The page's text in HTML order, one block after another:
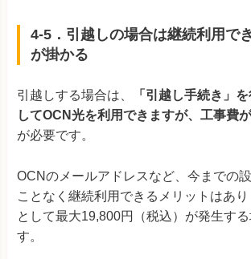
4-5．引越しの場合は継続利用で
が掛かる
引越しする場合は、
「引越し手続き」
してOCN光を利用できますが、工事費
が必要です。
OCNのメールアドレスなど、今までの
ことなく継続利用できるメリットはあ
として最大19,800円（税込）が発生す
す。